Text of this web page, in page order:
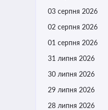
03 серпня 2026
02 серпня 2026
01 серпня 2026
31 липня 2026
30 липня 2026
29 липня 2026
28 липня 2026